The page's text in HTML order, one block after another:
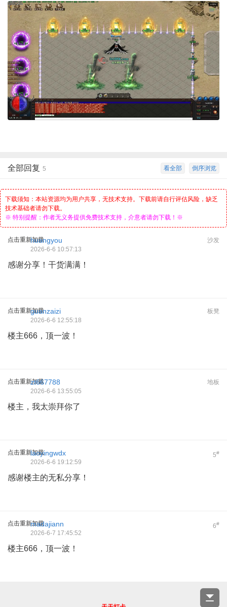
倒序浏览
看全部
全部回复 5
下载须知：本站资源均为用户共享，无技术支持。下载前请自行评估风险，缺乏
技术基础者请勿下载。
※ 特别提醒：作者无义务提供免费技术支持，介意者请勿下载！※
点击重新加载 沙发
huangyou
2026-6-6 10:57:13
感谢分享！干货满满！
点击重新加载 板凳
guanzaizi
2026-6-6 12:55:18
楼主666，顶一波！
点击重新加载 地板
zt667788
2026-6-6 13:55:05
楼主，我太崇拜你了
点击重新加载 5#
laoyingwdx
2026-6-6 19:12:59
感谢楼主的无私分享！
点击重新加载 6#
madajiann
2026-6-7 17:45:52
楼主666，顶一波！